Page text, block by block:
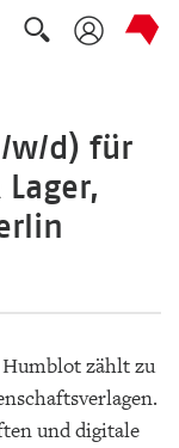
Suche
w/d) für
Humblot zählt zu
und digitale